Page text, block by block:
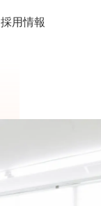
採用情報